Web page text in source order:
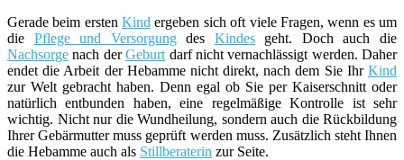
Gerade beim erstenKind ergeben sich oft viele Fragen, wenn es um
die Pflege und Versorgungdes Kindesgeht. Doch auch die
Nachsorge nach derGeburt darf nicht vernachlässigt werden. Daher
endet die Arbeit der Hebamme nicht direkt, nach dem Sie Ihr Kind
zur Welt gebracht haben. Denn egal ob Sie per Kaiserschnitt oder
natürlich entbunden haben, eine regelmäßige Kontrolle ist sehr
wichtig. Nicht nur die Wundheilung, sondern auch die Rückbildung
Ihrer Gebärmutter muss geprüft werden muss. Zusätzlich steht Ihnen
die Hebamme auch als Stillberaterin zur Seite.